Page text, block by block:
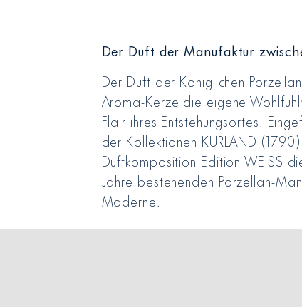
Der Duft der Manufaktur
Der Duft der Königlichen
Aroma-Kerze die eigene
Flair ihres Entstehungsortes.
der Kollektionen KURLAND
Duftkomposition Edition WEISS
Jahre bestehenden Porzellan-
Moderne.